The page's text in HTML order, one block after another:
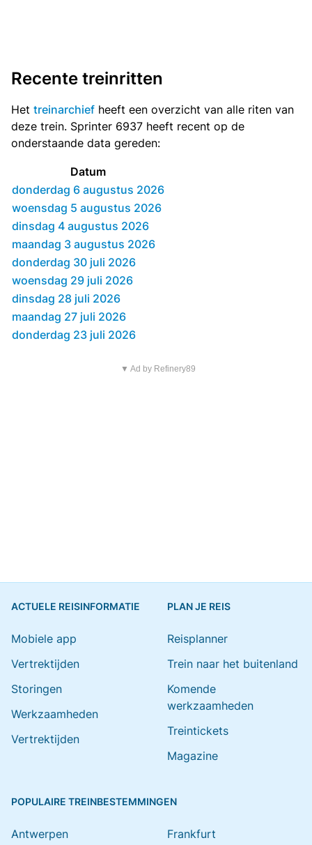
Recente treinritten
Het treinarchief heeft een overzicht van alle riten van
deze trein. Sprinter 6937 heeft recent op de
onderstaande data gereden:
Datum
donderdag 6 augustus 2026
woensdag 5 augustus 2026
dinsdag 4 augustus 2026
maandag 3 augustus 2026
donderdag 30 juli 2026
woensdag 29 juli 2026
dinsdag 28 juli 2026
maandag 27 juli 2026
donderdag 23 juli 2026
▼ Ad by Refinery89
ACTUELE REISINFORMATIE
Mobiele app
Vertrektijden
Storingen
Werkzaamheden
Vertrektijden
PLAN JE REIS
Reisplanner
Trein naar het buitenland
Komende
werkzaamheden
Treintickets
Magazine
POPULAIRE TREINBESTEMMINGEN
Antwerpen Frankfurt